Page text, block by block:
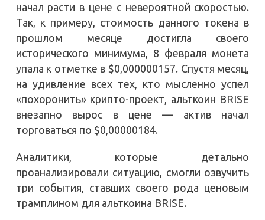
начал расти в цене с невероятной скоростью.
Так, к примеру, стоимость данного токена в
прошлом месяце достигла своего
исторического минимума, 8 февраля монета
упала к отметке в $0,000000157. Спустя месяц,
на удивление всех тех, кто мысленно успел
«похоронить» крипто-проект, альткоин BRISE
внезапно вырос в цене — актив начал
торговаться по $0,00000184.
Аналитики, которые детально
проанализировали ситуацию, смогли озвучить
три события, ставших своего рода ценовым
трамплином для альткоина BRISE.